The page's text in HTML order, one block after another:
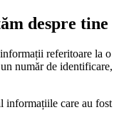
despre tine
referitoare la
număr de
informațiile care au